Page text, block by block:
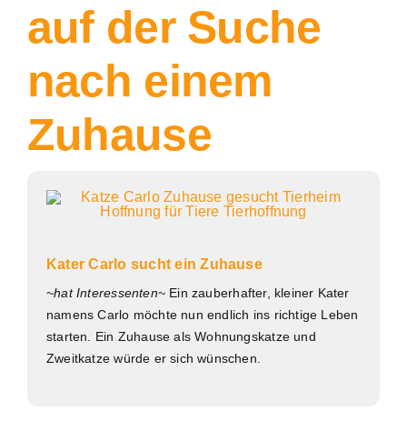
auf der Suche
nach einem
Zuhause
Kater Carlo sucht ein Zuhause
~hat Interessenten~Ein zauberhafter, kleiner Kater
namens Carlo möchte nun endlich ins richtige Leben
starten. Ein Zuhause als Wohnungskatze und
Zweitkatze würde er sich wünschen.